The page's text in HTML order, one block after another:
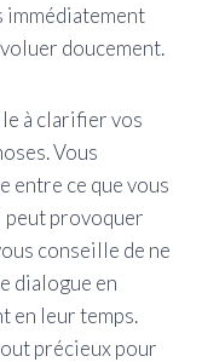
immédiatement
doucement.
à clarifier vos
Vous
entre ce que vous
peut provoquer
conseille de ne
dialogue en
en leur temps.
précieux pour